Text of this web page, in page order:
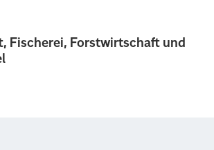
Fischerei, Forstwirtschaft und